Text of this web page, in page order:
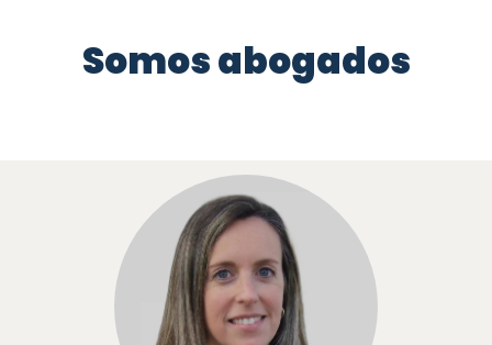
Somos abogados